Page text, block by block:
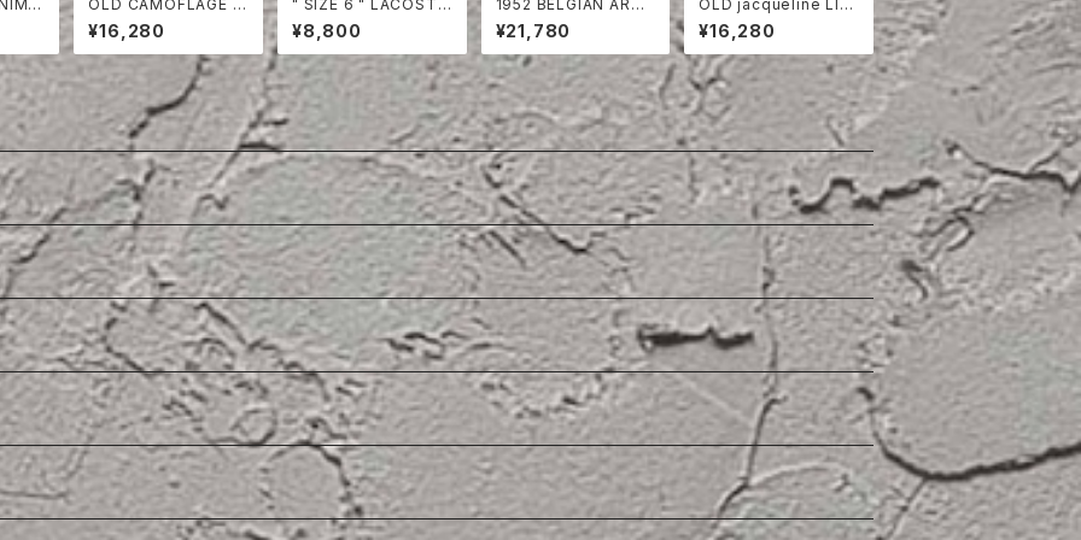
V
OLD CAMOFLAGE O
VER PANTS
¥16,280
" SIZE 6 " LACOSTE
POLO SHIRT RED
¥8,800
1952 BELGIAN ARMY
COTTON SHORTS
¥21,780
OLD jacqueline LIN
EN DOUBLE BREAS
TED SHIRT
¥16,280